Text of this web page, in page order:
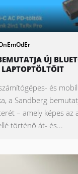
ÚJ
LAPTOPTÖLTŐIT
és
a Sandberg
– amely képes az
történő át- és...